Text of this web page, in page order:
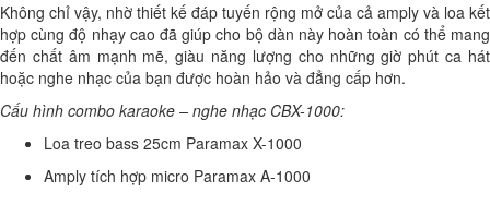
Không chỉ vậy, nhờ thiết kế đáp tuyến rộng mở của cả amply và loa kết
hợp cùng độ nhạy cao đã giúp cho bộ dàn này hoàn toàn có thể mang
đến chất âm mạnh mẽ, giàu năng lượng cho những giờ phút ca hát
hoặc nghe nhạc của bạn được hoàn hảo và đẳng cấp hơn.
Cấu hình combo karaoke – nghe nhạc CBX-1000:
Loa treo bass 25cm Paramax X-1000
Amply tích hợp micro Paramax A-1000